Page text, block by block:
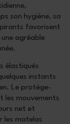
son hygiène, sa
favorisent
agréable
élastiqués
instants
Le protège-
les mouvements
net et
les matelas